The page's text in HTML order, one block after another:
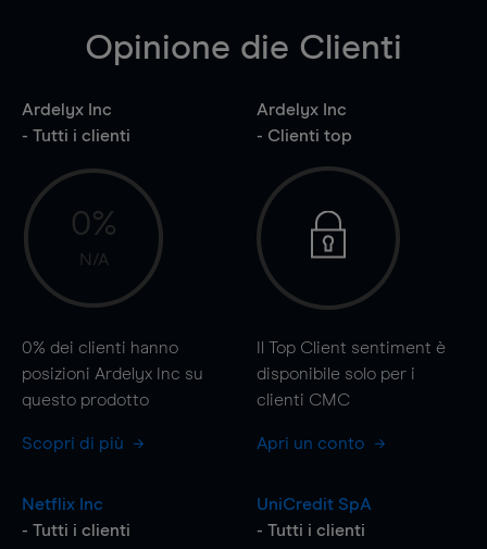
Opinione die Clienti
Ardelyx Inc
- Tutti i clienti
0%
N/A
0% dei clienti hanno
posizioni Ardelyx Inc su
questo prodotto
Scopri di più
Ardelyx Inc
- Clienti top
Il Top Client sentiment è
disponibile solo per i
clienti CMC
Apri un conto
Netflix Inc
- Tutti i clienti
UniCredit SpA
- Tutti i clienti